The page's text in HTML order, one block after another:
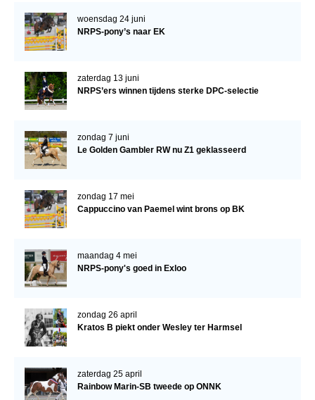
woensdag 24 juni
NRPS-pony’s naar EK
zaterdag 13 juni
NRPS’ers winnen tijdens sterke DPC-selectie
zondag 7 juni
Le Golden Gambler RW nu Z1 geklasseerd
zondag 17 mei
Cappuccino van Paemel wint brons op BK
maandag 4 mei
NRPS-pony's goed in Exloo
zondag 26 april
Kratos B piekt onder Wesley ter Harmsel
zaterdag 25 april
Rainbow Marin-SB tweede op ONNK